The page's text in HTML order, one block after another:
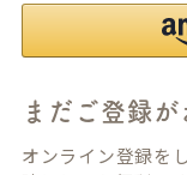
まだご登録
オンライン登録を